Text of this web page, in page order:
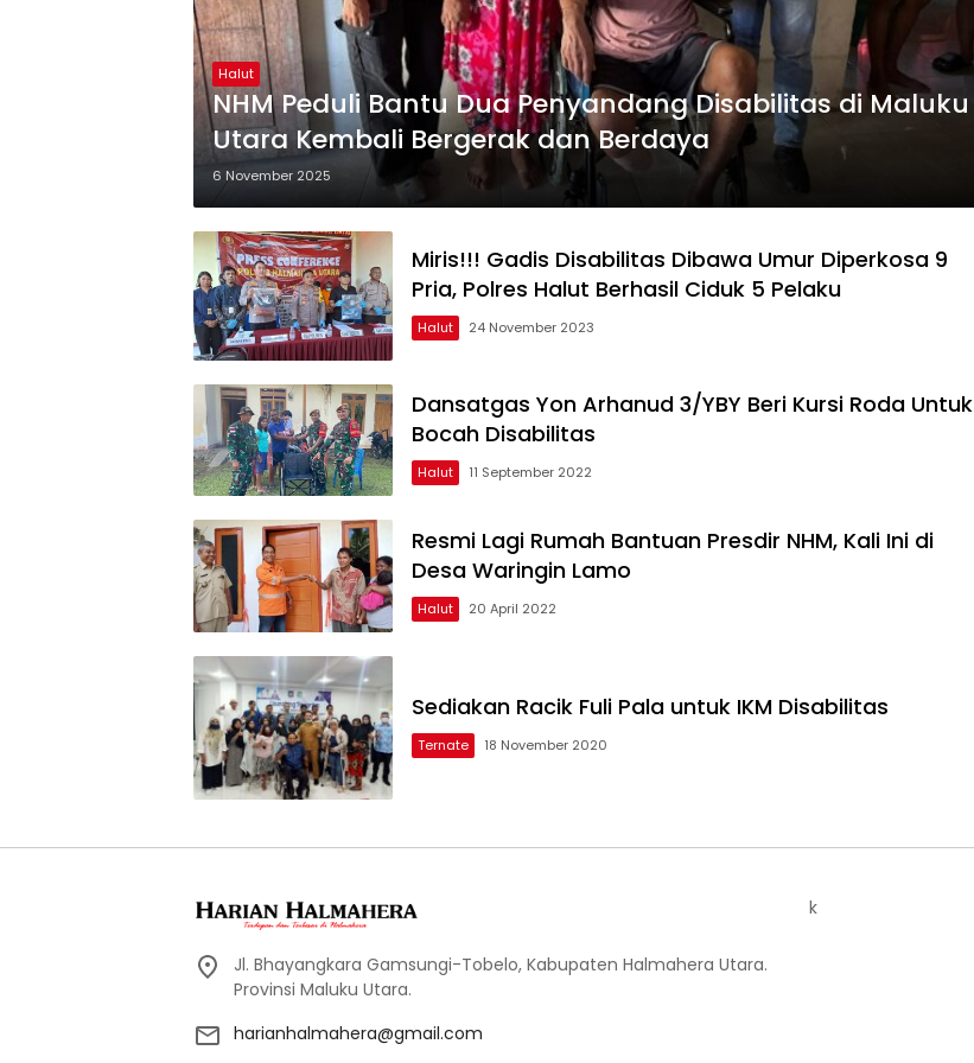
Halut
NHM Peduli Bantu Dua Penyandang Disabilitas di Maluku
Utara Kembali Bergerak dan Berdaya
6 November 2025
Miris!!! Gadis Disabilitas Dibawa Umur Diperkosa 9
Pria, Polres Halut Berhasil Ciduk 5 Pelaku
Halut 24 November 2023
Dansatgas Yon Arhanud 3/YBY Beri Kursi Roda Untuk
Bocah Disabilitas
Halut 11 September 2022
Resmi Lagi Rumah Bantuan Presdir NHM, Kali Ini di
Desa Waringin Lamo
Halut 20 April 2022
Sediakan Racik Fuli Pala untuk IKM Disabilitas
Ternate 18 November 2020
Jl. Bhayangkara Gamsungi-Tobelo, Kabupaten Halmahera Utara.
Provinsi Maluku Utara.
harianhalmahera@gmail.com
k